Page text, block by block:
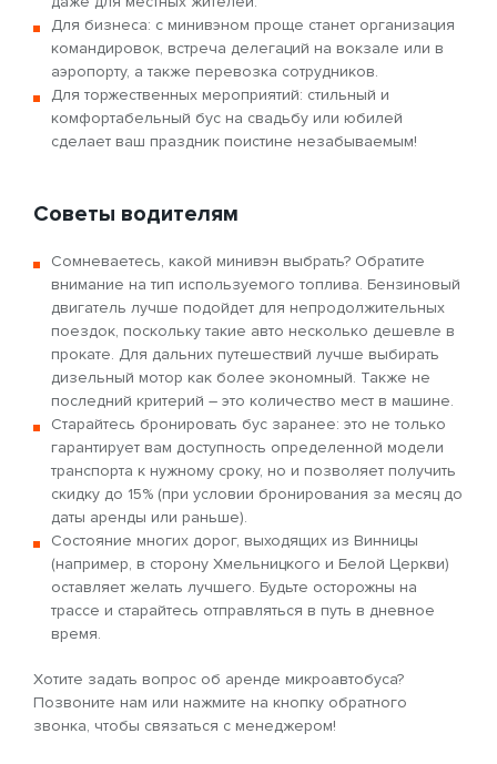
Для бизнеса: с минивэном проще станет организация
командировок, встреча делегаций на вокзале или в
аэропорту, а также перевозка сотрудников.
Для торжественных мероприятий: стильный и
комфортабельный бус на свадьбу или юбилей
сделает ваш праздник поистине незабываемым!
Советы водителям
Сомневаетесь, какой минивэн выбрать? Обратите
внимание на тип используемого топлива. Бензиновый
двигатель лучше подойдет для непродолжительных
поездок, поскольку такие авто несколько дешевле в
прокате. Для дальних путешествий лучше выбирать
дизельный мотор как более экономный. Также не
последний критерий – это количество мест в машине.
Старайтесь бронировать бус заранее: это не только
гарантирует вам доступность определенной модели
транспорта к нужному сроку, но и позволяет получить
скидку до 15% (при условии бронирования за месяц до
даты аренды или раньше).
Состояние многих дорог, выходящих из Винницы
(например, в сторону Хмельницкого и Белой Церкви)
оставляет желать лучшего. Будьте осторожны на
трассе и старайтесь отправляться в путь в дневное
время.
Хотите задать вопрос об аренде микроавтобуса?
Позвоните нам или нажмите на кнопку обратного
звонка, чтобы связаться с менеджером!